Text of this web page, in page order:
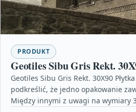
PRODUKT
Geotiles Sibu Gris Rekt.
Geotiles Sibu Gris Rekt. 30X90
podkreślić, że jedno opakowanie
Między innymi z uwagi na wymiary